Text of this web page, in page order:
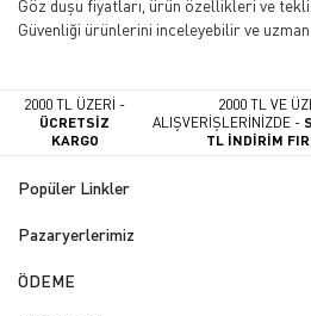
Göz duşu fiyatları, ürün özellikleri ve
Güvenliği ürünlerini inceleyebilir ve
2000 TL ÜZERİ -
ÜCRETSİZ
KARGO
2000 TL VE
ALIŞVERİŞLERİNİZDE -
TL İNDİRİM
Popüler Linkler
Pazaryerlerimiz
ÖDEME